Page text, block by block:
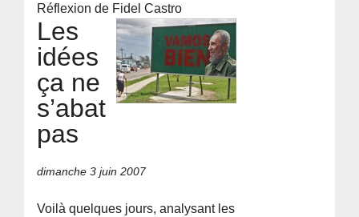
Réflexion de Fidel Castro
Les
idées
ça ne
s’abat
pas
dimanche 3 juin 2007
Voilà quelques jours, analysant les